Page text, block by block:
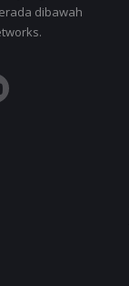
dibawah